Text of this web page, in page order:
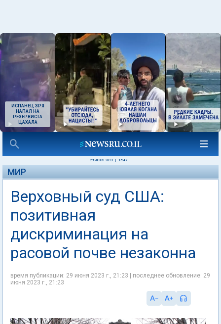
ИСПАНЕЦ ЗРЯ
НАПАЛ НА
РЕЗЕРВИСТА
ЦАХАЛА
29 ИЮНЯ 2023 15:47
МИР
Верховный суд США:
позитивная
дискриминация на
расовой почве незаконна
время публикации: 29 июня 2023 г., 21:23 | последнее обновление: 29
июня 2023 г., 21:23